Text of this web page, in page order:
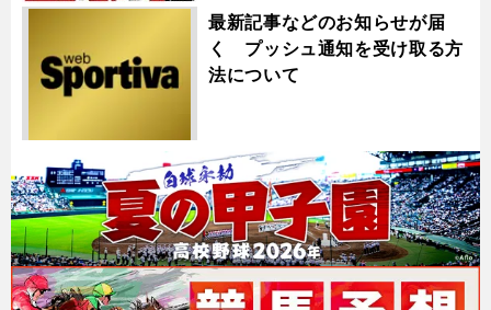
最新記事などのお知らせが届
く プッシュ通知を受け取る方
法について